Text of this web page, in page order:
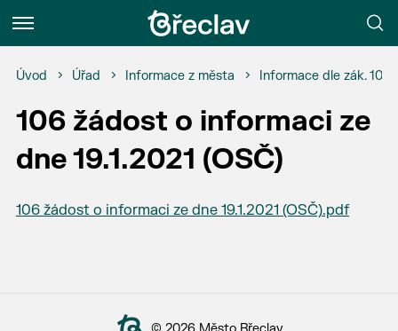
Menu
Úvod Úřad Informace z města Informace dle zák.
106 žádost o informaci ze
dne 19.1.2021 (OSČ)
106 žádost o informaci ze dne 19.1.2021 (OSČ).pdf